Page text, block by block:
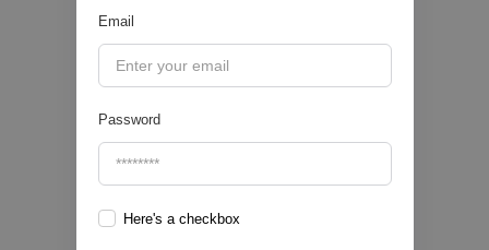
Email
Password
Here's a checkbox
ACI Worldwide |